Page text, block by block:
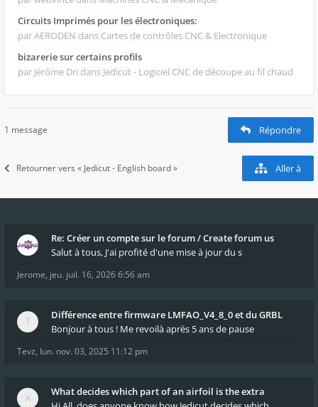
Circuits Imprimés pour les électroniques:
par AERODEN dans Cartes de contrôles CNC & Electronique
bizarerie sur certains profils
par Jérôme Dri dans Jedicut - Logiciel CNC de découpe au fil chaud
1 message Répondre
Retourner vers « Jedicut - English board » Aller à
Re: Créer un compte sur le forum / Create forum us
Salut à tous, J'ai profité d'une mise à jour du s
Jerome, jeu. juil. 16, 2026 6:56 am
Différence entre firmware LMFAO_V4_8_0 et du GRBL
Bonjour à tous ! Me revoilà après 5 ans de pause
Tevz, lun. nov. 03, 2025 11:12 pm
What decides which part of an airfoil is the extra